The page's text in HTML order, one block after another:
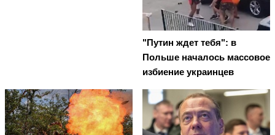
"Путин ждет тебя": в
Польше началось массовое
избиение украинцев